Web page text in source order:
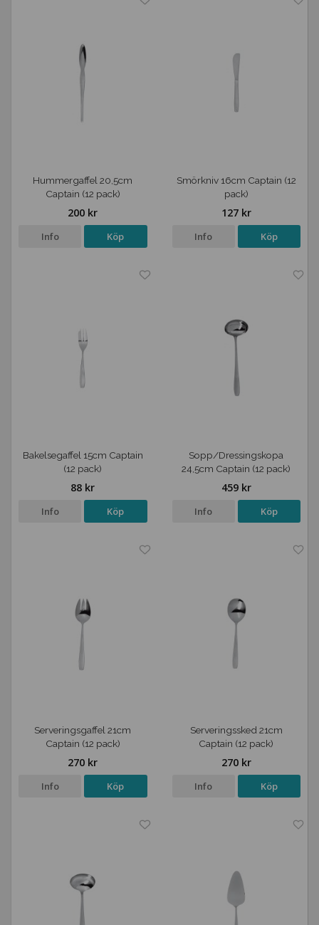
Hummergaffel 20,5cm
Captain (12 pack)
200 kr
Info Köp
Smörkniv 16cm Captain (12
pack)
127 kr
Info Köp
Bakelsegaffel 15cm Captain
(12 pack)
88 kr
Info Köp
Sopp/Dressingskopa
24,5cm Captain (12 pack)
459 kr
Info Köp
Serveringsgaffel 21cm
Captain (12 pack)
270 kr
Info Köp
Serveringssked 21cm
Captain (12 pack)
270 kr
Info Köp